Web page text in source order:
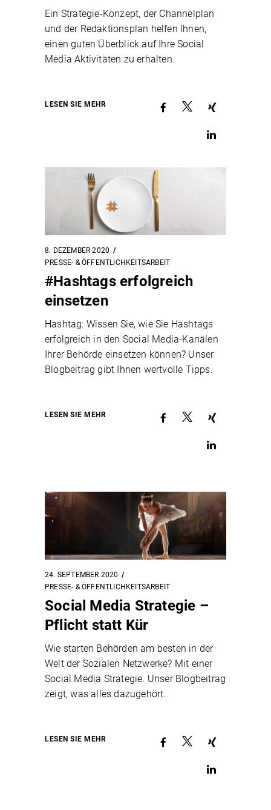
Ein Strategie-Konzept, der Channelplan
und der Redaktionsplan helfen Ihnen,
einen guten Überblick auf Ihre Social
Media Aktivitäten zu erhalten.
LESEN SIE MEHR
8. DEZEMBER 2020
PRESSE- & ÖFFENTLICHKEITSARBEIT
#Hashtags erfolgreich
einsetzen
Hashtag: Wissen Sie, wie Sie Hashtags
erfolgreich in den Social Media-Kanälen
Ihrer Behörde einsetzen können? Unser
Blogbeitrag gibt Ihnen wertvolle Tipps.
LESEN SIE MEHR
24. SEPTEMBER 2020
PRESSE- & ÖFFENTLICHKEITSARBEIT
Social Media Strategie –
Pflicht statt Kür
Wie starten Behörden am besten in der
Welt der Sozialen Netzwerke? Mit einer
Social Media Strategie. Unser Blogbeitrag
zeigt, was alles dazugehört.
LESEN SIE MEHR